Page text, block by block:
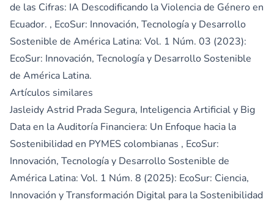
de las Cifras: IA Descodificando la Violencia de Género en
Ecuador. , EcoSur: Innovación, Tecnología y Desarrollo
Sostenible de América Latina: Vol. 1 Núm. 03 (2023):
EcoSur: Innovación, Tecnología y Desarrollo Sostenible
de América Latina.
Artículos similares
Jasleidy Astrid Prada Segura, Inteligencia Artificial y Big
Data en la Auditoría Financiera: Un Enfoque hacia la
Sostenibilidad en PYMES colombianas , EcoSur:
Innovación, Tecnología y Desarrollo Sostenible de
América Latina: Vol. 1 Núm. 8 (2025): EcoSur: Ciencia,
Innovación y Transformación Digital para la Sostenibilidad